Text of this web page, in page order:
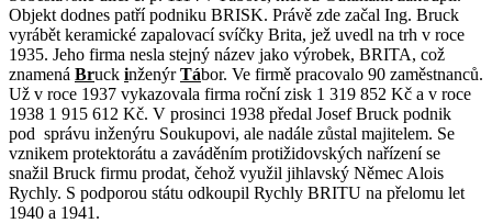
Objekt dodnes patří podniku BRISK. Právě zde začal Ing. Bruck
vyrábět keramické zapalovací svíčky Brita, jež uvedl na trh v roce
1935. Jeho firma nesla stejný název jako výrobek, BRITA, což
znamená Bruck inženýrTábor. Ve firmě pracovalo 90 zaměstnanců.
Už v roce 1937 vykazovala firma roční zisk 1 319 852 Kč a v roce
1938 1 915 612 Kč. V prosinci 1938 předal Josef Bruck podnik
pod správu inženýru Soukupovi, ale nadále zůstal majitelem. Se
vznikem protektorátu a zaváděním protižidovských nařízení se
snažil Bruck firmu prodat, čehož využil jihlavský Němec Alois
Rychly. S podporou státu odkoupil Rychly BRITU na přelomu let
1940 a 1941.